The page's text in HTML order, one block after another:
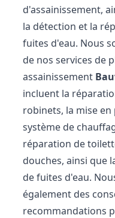
d'assainissement,
la détection et la
fuites d'eau. Nous
de nos services de
assainissement
incluent la
robinets, la mise en
système de
réparation de
douches, ainsi que
de fuites d'eau.
également des
recommandations